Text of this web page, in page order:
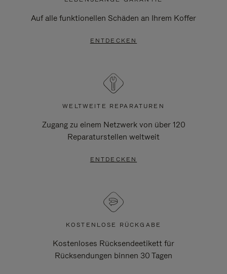
Auf alle funktionellen Schäden an Ihrem Koffer
ENTDECKEN
WELTWEITE REPARATUREN
Zugang zu einem Netzwerk von über 120
Reparaturstellen weltweit
ENTDECKEN
KOSTENLOSE RÜCKGABE
Kostenloses Rücksendeetikett für
Rücksendungen binnen 30 Tagen